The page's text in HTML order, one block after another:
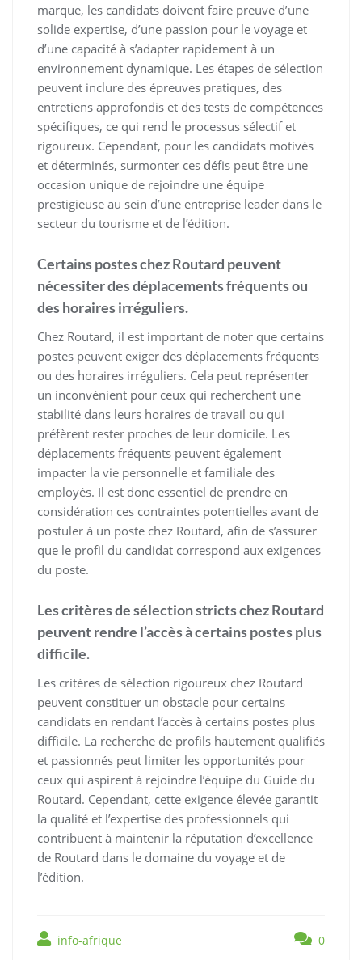
marque, les candidats doivent faire preuve d’une
solide expertise, d’une passion pour le voyage et
d’une capacité à s’adapter rapidement à un
environnement dynamique. Les étapes de sélection
peuvent inclure des épreuves pratiques, des
entretiens approfondis et des tests de compétences
spécifiques, ce qui rend le processus sélectif et
rigoureux. Cependant, pour les candidats motivés
et déterminés, surmonter ces défis peut être une
occasion unique de rejoindre une équipe
prestigieuse au sein d’une entreprise leader dans le
secteur du tourisme et de l’édition.
Certains postes chez Routard peuvent
nécessiter des déplacements fréquents ou
des horaires irréguliers.
Chez Routard, il est important de noter que certains
postes peuvent exiger des déplacements fréquents
ou des horaires irréguliers. Cela peut représenter
un inconvénient pour ceux qui recherchent une
stabilité dans leurs horaires de travail ou qui
préfèrent rester proches de leur domicile. Les
déplacements fréquents peuvent également
impacter la vie personnelle et familiale des
employés. Il est donc essentiel de prendre en
considération ces contraintes potentielles avant de
postuler à un poste chez Routard, afin de s’assurer
que le profil du candidat correspond aux exigences
du poste.
Les critères de sélection stricts chez Routard
peuvent rendre l’accès à certains postes plus
difficile.
Les critères de sélection rigoureux chez Routard
peuvent constituer un obstacle pour certains
candidats en rendant l’accès à certains postes plus
difficile. La recherche de profils hautement qualifiés
et passionnés peut limiter les opportunités pour
ceux qui aspirent à rejoindre l’équipe du Guide du
Routard. Cependant, cette exigence élevée garantit
la qualité et l’expertise des professionnels qui
contribuent à maintenir la réputation d’excellence
de Routard dans le domaine du voyage et de
l’édition.
info-afrique 0